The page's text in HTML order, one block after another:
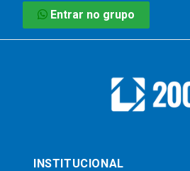
Entrar no grupo
INSTITUCIONAL